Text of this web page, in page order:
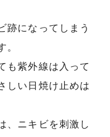
跡になってしまう
。
も紫外線は入って
しい日焼け止めは
、ニキビを刺激し